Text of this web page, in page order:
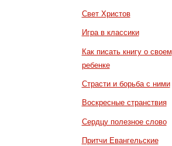
Свет Христов
Игра в классики
Как писать книгу о своем
ребенке
Страсти и борьба с ними
Воскресные странствия
Сердцу полезное слово
Притчи Евангельские